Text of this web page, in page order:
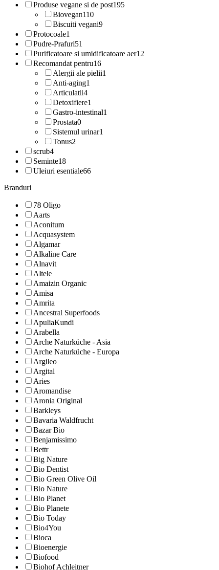
Produse vegane si de post195
Biovegan110
Biscuiti vegani9
Protocoale1
Pudre-Prafuri51
Purificatoare si umidificatoare aer12
Recomandat pentru16
Alergii ale pielii1
Anti-aging1
Articulatii4
Detoxifiere1
Gastro-intestinal1
Prostata0
Sistemul urinar1
Tonus2
scrub4
Seminte18
Uleiuri esentiale66
Branduri
78 Oligo
Aarts
Aconitum
Acquasystem
Algamar
Alkaline Care
Alnavit
Altele
Amaizin Organic
Amisa
Amrita
Ancestral Superfoods
ApuliaKundi
Arabella
Arche Naturküche - Asia
Arche Naturküche - Europa
Argileo
Argital
Aries
Aromandise
Aronia Original
Barkleys
Bavaria Waldfrucht
Bazar Bio
Benjamissimo
Bettr
Big Nature
Bio Dentist
Bio Green Olive Oil
Bio Nature
Bio Planet
Bio Planete
Bio Today
Bio4You
Bioca
Bioenergie
Biofood
Biohof Achleitner